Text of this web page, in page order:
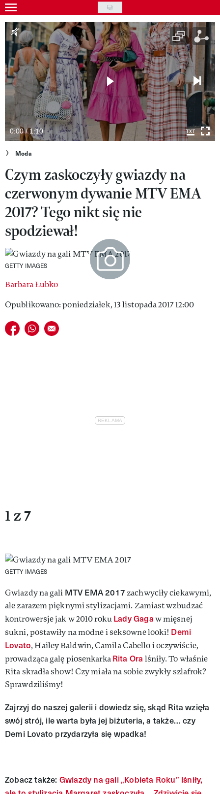
Skip
to
main
content
Gwiazdy
Ludzie
Moda
Uroda
Styl życia
Kultura
Wideo
Nasze akcje
VIVA!ART
VIVA!MODA
VIVA!LIFESTYLE
VIVA!MAN
0:00 / 1:10
Moda
Czym zaskoczyły gwiazdy na
czerwonym dywanie MTV EMA
2017? Tego nikt się nie
spodziewał!
GETTY IMAGES
Barbara Łubko
Opublikowano: poniedziałek, 13 listopada 2017 12:00
Udostępnij na facebook
Udostępnij na whatsapp
E-mail do przyjaciela
1 z 7
GETTY IMAGES
Gwiazdy na gali MTV EMA 2017 zachwyciły ciekawymi,
ale zarazem pięknymi stylizacjami. Zamiast wzbudzać
kontrowersje jak w 2010 rokuLady Gagaw mięsnej
sukni, postawiły na modne i seksowne looki! Demi
Lovato, Hailey Baldwin, Camila Cabello i oczywiście,
prowadząca galę piosenkarkaRita Ora lśniły. To właśnie
Rita skradła show! Czy miała na sobie zwykły szlafrok?
Sprawdziliśmy!
Zajrzyj do naszej galerii i dowiedz się, skąd Rita wzięła
swój strój, ile warta była jej biżuteria, a także… czy
Demi Lovato przydarzyła się wpadka!
Zobacz także: Gwiazdy na gali „Kobieta Roku” lśniły,